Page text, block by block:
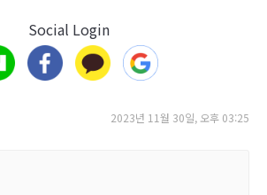
Social Login
2023년 11월 30일, 오후 03:25